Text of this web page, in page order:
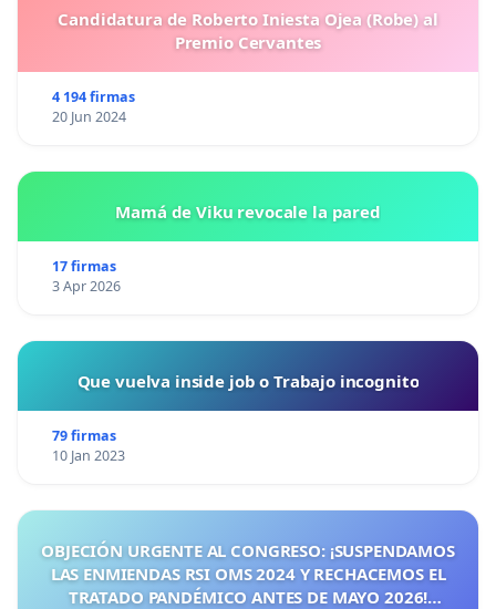
Candidatura de Roberto Iniesta Ojea (Robe) al
Premio Cervantes
4 194 firmas
20 Jun 2024
Mamá de Viku revocale la pared
17 firmas
3 Apr 2026
Que vuelva inside job o Trabajo incognito
79 firmas
10 Jan 2023
OBJECIÓN URGENTE AL CONGRESO: ¡SUSPENDAMOS
LAS ENMIENDAS RSI OMS 2024 Y RECHACEMOS EL
TRATADO PANDÉMICO ANTES DE MAYO 2026!